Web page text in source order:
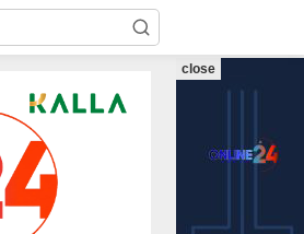
close